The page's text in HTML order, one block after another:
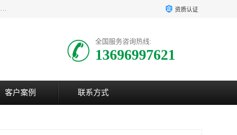
福建和天源消防安全科技有限公司厦门分公司经营范围：消防工程安全检测技术研发、技术咨询，消防工程维护、保养、检测等；主要的服务有：消防工程安全检测,消防工程施工,消防安全评估,消防维保,消防设施检测,消防维护保养,房屋安全鉴定,防雷装置检测,防火涂料检测,消防电气年检,泉州消防施工安装公司；消防器材、建材、五金制品零售。 资质认证
全国服务咨询热线:
13696997621
客户案例 联系方式